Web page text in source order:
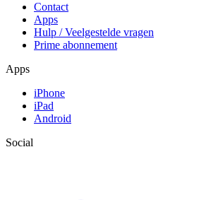
Contact
Apps
Hulp / Veelgestelde vragen
Prime abonnement
Apps
iPhone
iPad
Android
Social